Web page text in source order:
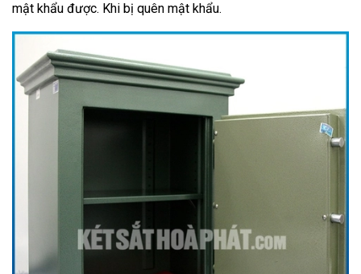
mật khẩu được. Khi bị quên mật khẩu.